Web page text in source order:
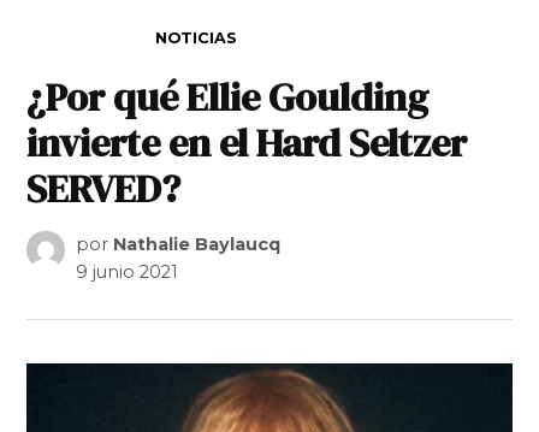
NOTICIAS
¿Por qué Ellie Goulding
invierte en el Hard Seltzer
SERVED?
por Nathalie Baylaucq
9 junio 2021